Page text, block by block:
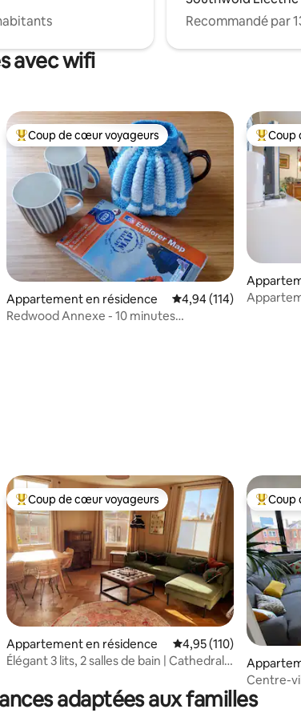
Recommandé par
avec wifi
sur 5
sur la base de 218 commentaires : 4,97 sur 5
Coups de cœur voyageurs les plus appréciés
Coup de cœur voyageurs
Appartement en résidence Évaluation moyenne
4,94 (114)
Redwood Annexe - 10 minutes
Coups
Coup
sur 5
sur la base de 115 commentaires : 4,97 sur 5
Coups de cœur voyageurs les plus appréciés
Coup de cœur voyageurs
Appartement en résidence Évaluation moyenne
4,95 (110)
Élégant 3 lits, 2 salles de bain | Cathedral
Coups
Coup
Centre-ville
adaptées aux familles